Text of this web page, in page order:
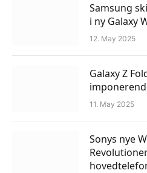
Samsung
i ny Galaxy
12. May 2025
Galaxy Z
11. May 2025
Sonys nye